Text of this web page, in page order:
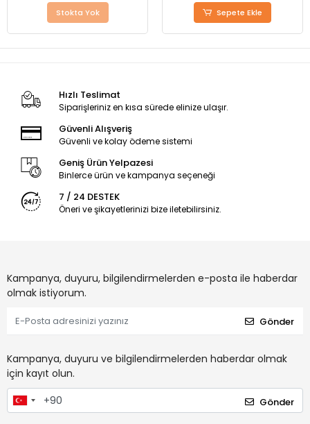
Stokta Yok Sepete Ekle
Hızlı Teslimat
Siparişleriniz en kısa sürede elinize ulaşır.
Güvenli Alışveriş
Güvenli ve kolay ödeme sistemi
Geniş Ürün Yelpazesi
Binlerce ürün ve kampanya seçeneği
7 / 24 DESTEK
Öneri ve şikayetlerinizi bize iletebilirsiniz.
Kampanya, duyuru, bilgilendirmelerden e-posta ile haberdar
olmak istiyorum.
Gönder
Kampanya, duyuru ve bilgilendirmelerden haberdar olmak
için kayıt olun.
Gönder